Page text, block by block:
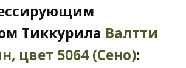
Тиккурила Валтти
цвет 5064 (Сено):